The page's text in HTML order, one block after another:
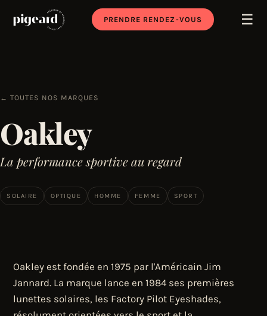
PRENDRE RENDEZ-VOUS ☰
← TOUTES NOS MARQUES
Oakley
La performance sportive au regard
SOLAIRE OPTIQUE HOMME FEMME SPORT
Oakley est fondée en 1975 par l'Américain Jim
Jannard. La marque lance en 1984 ses premières
lunettes solaires, les Factory Pilot Eyeshades,